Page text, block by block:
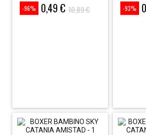
-96%
Prezzo0,49 €
Prezzo
base
10,89 € -93%
base